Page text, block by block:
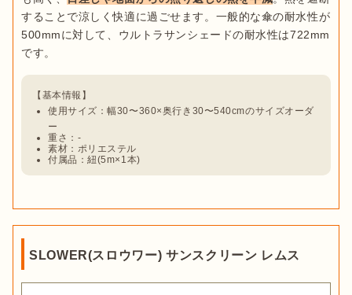
することで涼しく快適に過ごせます。一般的な傘の耐水性が
500mmに対して、ウルトラサンシェードの耐水性は722mm
使用サイズ：幅30〜360×奥行き30〜540cmのサイズオーダ
ー
重さ：-
素材：ポリエステル
付属品：紐(5m×1本)
SLOWER(スロウワー) サンスクリーン レムス